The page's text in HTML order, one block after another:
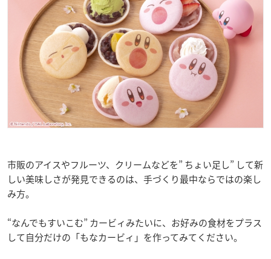
市販のアイスやフルーツ、クリームなどを” ちょい足し” して新
しい美味しさが発見できるのは、手づくり最中ならではの楽し
み方。
“なんでもすいこむ” カービィみたいに、お好みの食材をプラス
して自分だけの「もなカービィ」を作ってみてください。